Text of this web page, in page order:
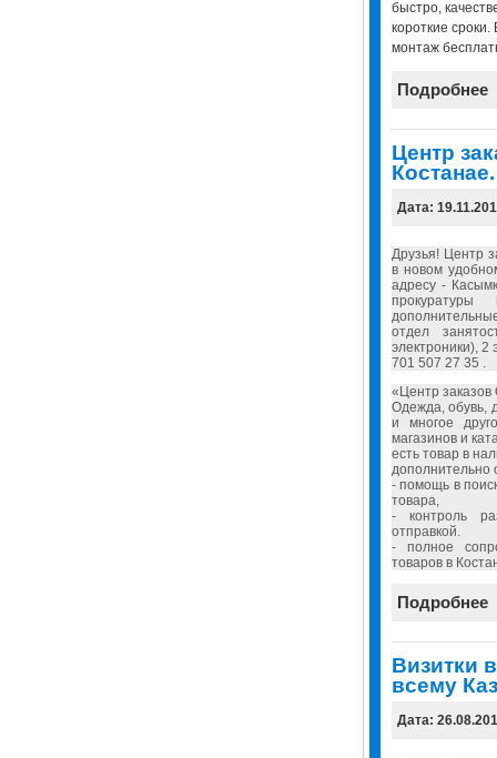
быстро,
короткие
монтаж
Подробнее
Центр
Костанае.
Дата:
Друзья! Центр
в новом
адресу -
отдел
электроники),
701 507 27 35 .
«Центр
Одежда, обувь,
и многое
магазинов и
есть товар в
дополнительно
- помощь в
товара,
- контроль
отправкой.
- полное
товаров в
Подробнее
Визитки
всему
Дата: